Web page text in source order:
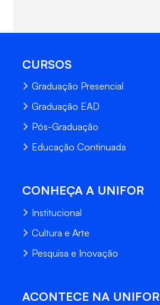
CURSOS
Graduação Presencial
Graduação EAD
Pós-Graduação
Educação Continuada
CONHEÇA A UNIFOR
Institucional
Cultura e Arte
Pesquisa e Inovação
ACONTECE NA UNIFOR